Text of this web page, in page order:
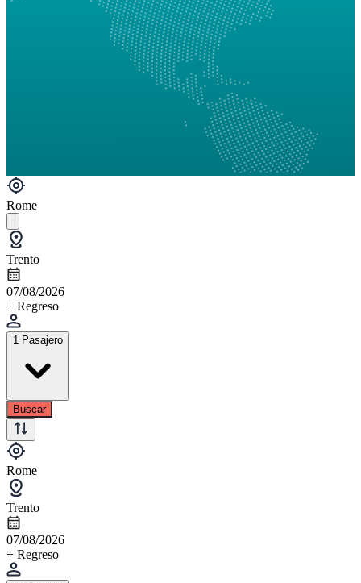
Rome
Trento
07/08/2026
+ Regreso
1 Pasajero
Buscar
Rome
Trento
07/08/2026
+ Regreso